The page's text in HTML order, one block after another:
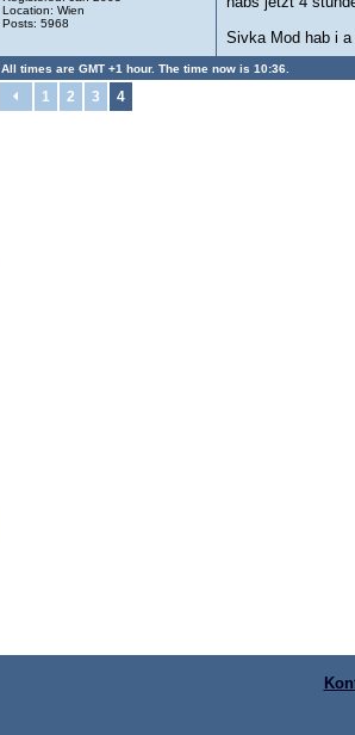
Location: Wien
Posts: 5968
Sivka Mod hab i
All times are GMT +1 hour. The time now is 10:36.
1 2 3 4